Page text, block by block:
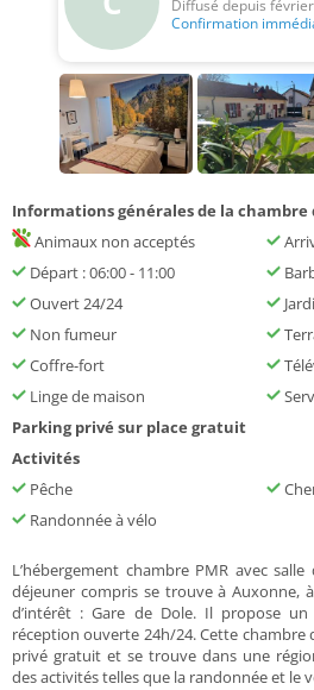
Diffusé depuis
Confirmation
Informations générales de la chambre
Animaux non acceptés
Départ : 06:00 - 11:00
Ouvert 24/24
Non fumeur
Coffre-fort
Linge de maison
Parking privé sur place gratuit
Activités
Pêche
Randonnée à vélo
L’hébergement chambre PMR avec
déjeuner compris se trouve à Auxonne,
d’intérêt : Gare de Dole. Il propose
réception ouverte 24h/24. Cette
privé gratuit et se trouve dans une
des activités telles que la randonnée et le